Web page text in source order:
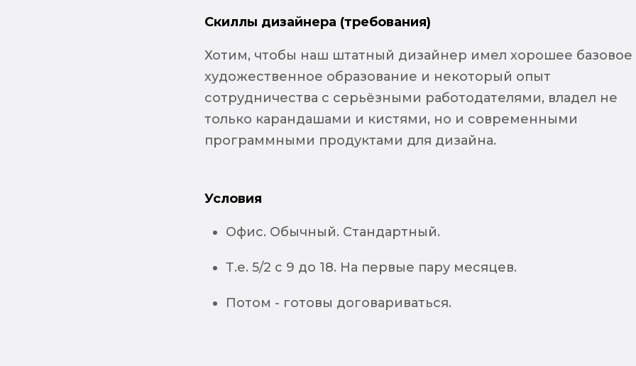
Скиллы дизайнера (требования)
Хотим, чтобы наш штатный дизайнер имел хорошее базовое
художественное образование и некоторый опыт
сотрудничества с серьёзными работодателями, владел не
только карандашами и кистями, но и современными
программными продуктами для дизайна.
Условия
Офис. Обычный. Стандартный.
Т.е. 5/2 с 9 до 18. На первые пару месяцев.
Потом - готовы договариваться.